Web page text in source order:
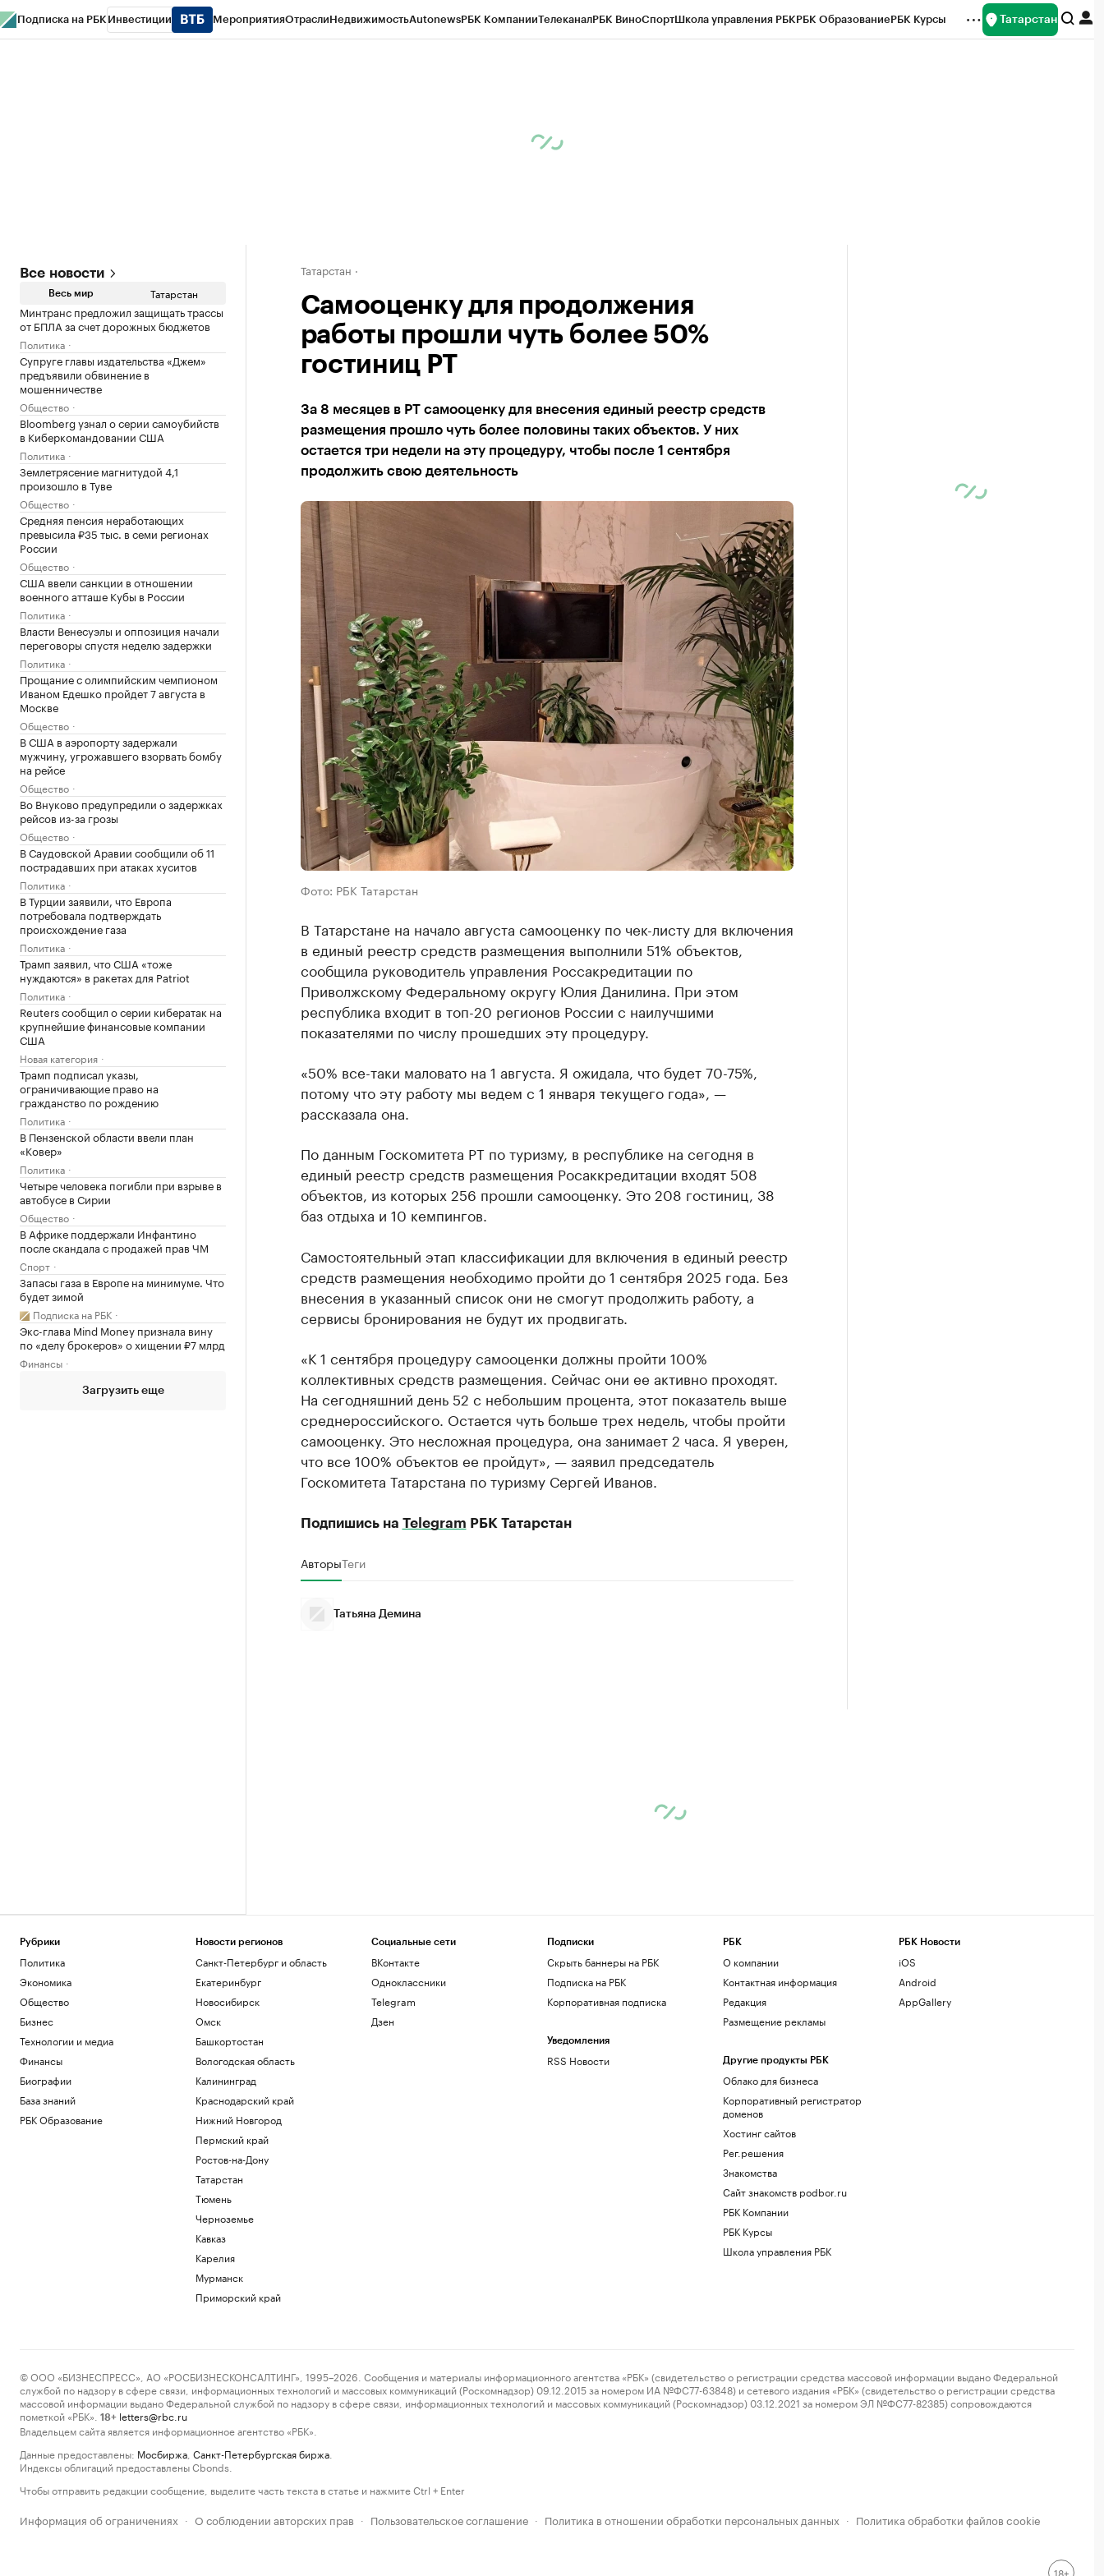
Подписка на РБК Инвестиции МероприятияОтраслиНедвижимостьAutonewsРБК КомпанииТелеканалРБК ВиноСпортШкола управления РБКРБК ОбразованиеРБК Курсы Татарстан
Все новости
Весь мир Татарстан
Минтранс предложил защищать трассы
от БПЛА за счет дорожных бюджетов
Политика
Супруге главы издательства «Джем»
предъявили обвинение в
мошенничестве
Общество
Bloomberg узнал о серии самоубийств
в Киберкомандовании США
Политика
Землетрясение магнитудой 4,1
произошло в Туве
Общество
Средняя пенсия неработающих
превысила ₽35 тыс. в семи регионах
России
Общество
США ввели санкции в отношении
военного атташе Кубы в России
Политика
Власти Венесуэлы и оппозиция начали
переговоры спустя неделю задержки
Политика
Прощание с олимпийским чемпионом
Иваном Едешко пройдет 7 августа в
Москве
Общество
В США в аэропорту задержали
мужчину, угрожавшего взорвать бомбу
на рейсе
Общество
Во Внуково предупредили о задержках
рейсов из-за грозы
Общество
В Саудовской Аравии сообщили об 11
пострадавших при атаках хуситов
Политика
В Турции заявили, что Европа
потребовала подтверждать
происхождение газа
Политика
Трамп заявил, что США «тоже
нуждаются» в ракетах для Patriot
Политика
Reuters сообщил о серии кибератак на
крупнейшие финансовые компании
США
Новая категория
Трамп подписал указы,
ограничивающие право на
гражданство по рождению
Политика
В Пензенской области ввели план
«Ковер»
Политика
Четыре человека погибли при взрыве в
автобусе в Сирии
Общество
В Африке поддержали Инфантино
после скандала с продажей прав ЧМ
Спорт
Запасы газа в Европе на минимуме. Что
будет зимой
Подписка на РБК
Экс-глава Mind Money признала вину
по «делу брокеров» о хищении ₽7 млрд
Финансы
Загрузить еще
Татарстан
Самооценку для продолжения
работы прошли чуть более 50%
гостиниц РТ
За 8 месяцев в РТ самооценку для внесения единый реестр средств
размещения прошло чуть более половины таких объектов. У них
остается три недели на эту процедуру, чтобы после 1 сентября
продолжить свою деятельность
Фото: РБК Татарстан
В Татарстане на начало августа самооценку по чек-листу для включения
в единый реестр средств размещения выполнили 51% объектов,
сообщила руководитель управления Россакредитации по
Приволжскому Федеральному округу Юлия Данилина. При этом
республика входит в топ-20 регионов России с наилучшими
показателями по числу прошедших эту процедуру.
«50% все-таки маловато на 1 августа. Я ожидала, что будет 70-75%,
потому что эту работу мы ведем с 1 января текущего года», —
рассказала она.
По данным Госкомитета РТ по туризму, в республике на сегодня в
единый реестр средств размещения Росаккредитации входят 508
объектов, из которых 256 прошли самооценку. Это 208 гостиниц, 38
баз отдыха и 10 кемпингов.
Самостоятельный этап классификации для включения в единый реестр
средств размещения необходимо пройти до 1 сентября 2025 года. Без
внесения в указанный список они не смогут продолжить работу, а
сервисы бронирования не будут их продвигать.
«К 1 сентября процедуру самооценки должны пройти 100%
коллективных средств размещения. Сейчас они ее активно проходят.
На сегодняшний день 52 с небольшим процента, этот показатель выше
среднероссийского. Остается чуть больше трех недель, чтобы пройти
самооценку. Это несложная процедура, она занимает 2 часа. Я уверен,
что все 100% объектов ее пройдут», — заявил председатель
Госкомитета Татарстана по туризму Сергей Иванов.
Подпишись на Telegram РБК Татарстан
АвторыТеги
Татьяна Демина
Рубрики
Политика
Экономика
Общество
Бизнес
Технологии и медиа
Финансы
Биографии
База знаний
РБК Образование
Новости регионов
Санкт-Петербург и область
Екатеринбург
Новосибирск
Омск
Башкортостан
Вологодская область
Калининград
Краснодарский край
Нижний Новгород
Пермский край
Ростов-на-Дону
Татарстан
Тюмень
Черноземье
Кавказ
Карелия
Мурманск
Приморский край
Социальные сети
ВКонтакте
Одноклассники
Telegram
Дзен
Подписки
Скрыть баннеры на РБК
Подписка на РБК
Корпоративная подписка
Уведомления
RSS Новости
РБК
О компании
Контактная информация
Редакция
Размещение рекламы
Другие продукты РБК
Облако для бизнеса
Корпоративный регистратор
доменов
Хостинг сайтов
Рег.решения
Знакомства
Сайт знакомств podbor.ru
РБК Компании
РБК Курсы
Школа управления РБК
РБК Новости
iOS
Android
AppGallery
© ООО «БИЗНЕСПРЕСС», АО «РОСБИЗНЕСКОНСАЛТИНГ», 1995–2026. Сообщения и материалы информационного агентства «РБК» (свидетельство о регистрации средства массовой информации выдано Федеральной
службой по надзору в сфере связи, информационных технологий и массовых коммуникаций (Роскомнадзор) 09.12.2015 за номером ИА №ФС77-63848) и сетевого издания «РБК» (свидетельство о регистрации средства
массовой информации выдано Федеральной службой по надзору в сфере связи, информационных технологий и массовых коммуникаций (Роскомнадзор) 03.12.2021 за номером ЭЛ №ФС77-82385) сопровождаются
пометкой «РБК».
18+ letters@rbc.ru
Владельцем сайта является информационное агентство «РБК».
Данные предоставлены: Мосбиржа Санкт-Петербургская биржа
Индексы облигаций предоставлены Cbonds.
Чтобы отправить редакции сообщение, выделите часть текста в статье и нажмите Ctrl + Enter
Информация об ограничениях · О соблюдении авторских прав · Пользовательское соглашение · Политика в отношении обработки персональных данных · Политика обработки файлов cookie
18+